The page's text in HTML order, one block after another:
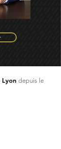
Lyon depuis le